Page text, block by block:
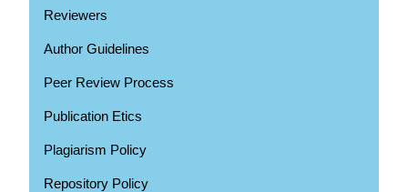
Reviewers
Author Guidelines
Peer Review Process
Publication Etics
Plagiarism Policy
Repository Policy